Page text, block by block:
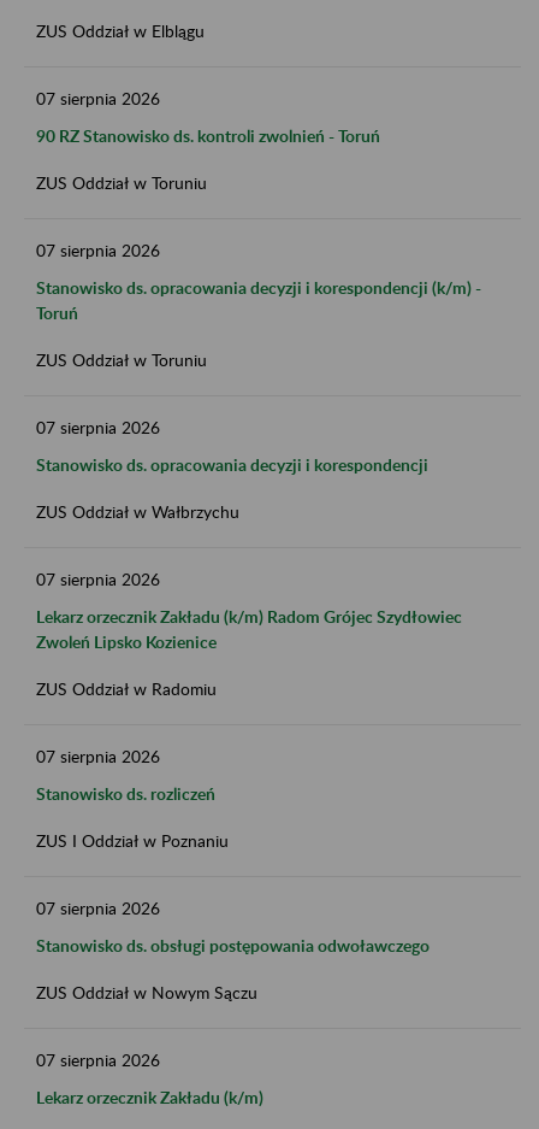
ZUS Oddział w Elblągu
07 sierpnia 2026
90 RZ Stanowisko ds. kontroli zwolnień - Toruń
ZUS Oddział w Toruniu
07 sierpnia 2026
Stanowisko ds. opracowania decyzji i korespondencji (k/m) -
Toruń
ZUS Oddział w Toruniu
07 sierpnia 2026
Stanowisko ds. opracowania decyzji i korespondencji
ZUS Oddział w Wałbrzychu
07 sierpnia 2026
Lekarz orzecznik Zakładu (k/m) Radom Grójec Szydłowiec
Zwoleń Lipsko Kozienice
ZUS Oddział w Radomiu
07 sierpnia 2026
Stanowisko ds. rozliczeń
ZUS I Oddział w Poznaniu
07 sierpnia 2026
Stanowisko ds. obsługi postępowania odwoławczego
ZUS Oddział w Nowym Sączu
07 sierpnia 2026
Lekarz orzecznik Zakładu (k/m)